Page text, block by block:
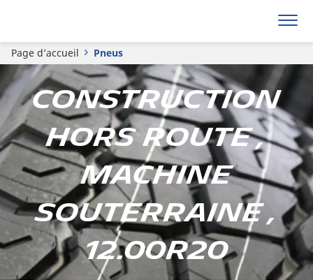
Page d’accueil Pneus
Construction
hors route ,
Machine
souterraine ,
12.00R20